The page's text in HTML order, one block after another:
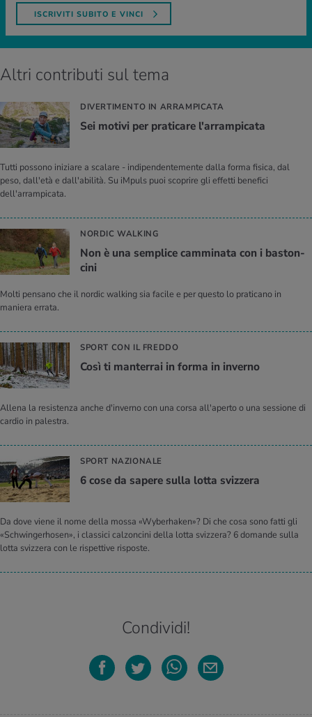
ISCRIVITI SUBITO E VINCI
Altri contributi sul tema
DIVERTIMENTO IN ARRAMPICATA
Sei mo­ti­vi per pra­ti­ca­re l'ar­ram­pi­ca­ta
Tutti possono iniziare a scalare - indipendentemente dalla forma fisica, dal
peso, dall'età e dall'abilità. Su iMpuls puoi scoprire gli effetti benefici
dell'arrampicata.
NORDIC WALKING
Non è una sem­pli­ce cam­mi­na­ta con i ba­ston­
ci­ni
Molti pensano che il nordic walking sia facile e per questo lo praticano in
maniera errata.
SPORT CON IL FREDDO
Così ti man­ter­rai in forma in in­ver­no
Allena la resistenza anche d'inverno con una corsa all'aperto o una sessione di
cardio in palestra.
SPORT NAZIONALE
6 cose da sa­pe­re sulla lotta sviz­ze­ra
Da dove viene il nome della mossa «Wyberhaken»? Di che cosa sono fatti gli
«Schwingerhosen», i classici calzoncini della lotta svizzera? 6 domande sulla
lotta svizzera con le rispettive risposte.
Condividi!